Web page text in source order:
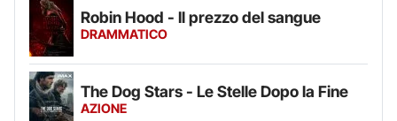
Robin Hood - Il prezzo del sangue
DRAMMATICO
The Dog Stars - Le Stelle Dopo la Fine
AZIONE